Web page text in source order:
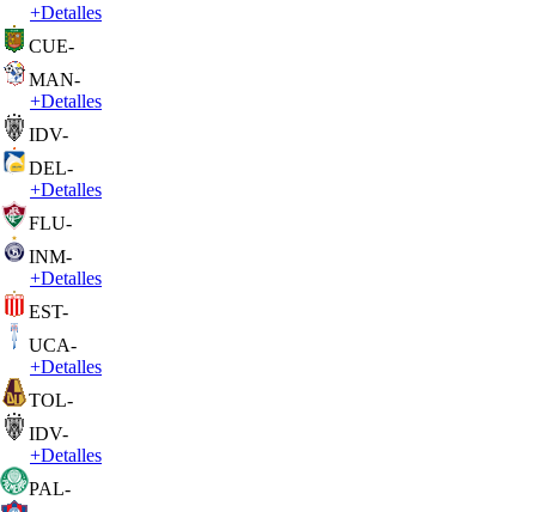
+Detalles
CUE-
MAN-
+Detalles
IDV-
DEL-
+Detalles
FLU-
INM-
+Detalles
EST-
UCA-
+Detalles
TOL-
IDV-
+Detalles
PAL-